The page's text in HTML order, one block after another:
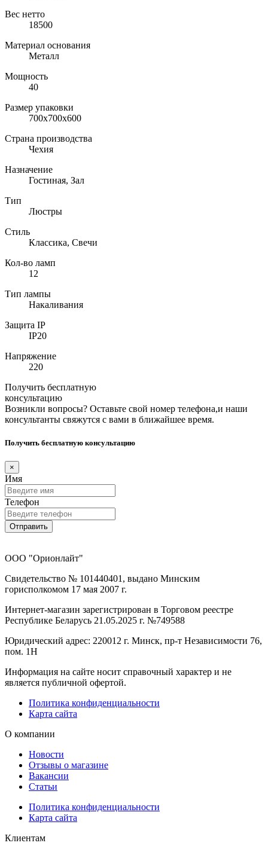
Вес нетто
18500
Материал основания
Металл
Мощность
40
Размер упаковки
700x700x600
Страна производства
Чехия
Назначение
Гостиная, Зал
Тип
Люстры
Стиль
Классика, Свечи
Кол-во ламп
12
Тип лампы
Накаливания
Защита IP
IP20
Напряжение
220
Получить бесплатную
консультацию
Возникли вопросы? Оставьте свой номер телефона,и наши
консультанты свяжутся с вами в ближайшее время.
Получить бесплатную консультацию
×
Имя
Телефон
Отправить
ООО "Орионлайт"
Свидетельство № 101440401, выдано Минским
горисполкомом 17 мая 2007 г.
Интернет-магазин зарегистрирован в Торговом реестре
Республике Беларусь 21.05.2025 г. №749588
Юридический адрес: 220012 г. Минск, пр-т Независимости 76,
пом. 1Н
Информация на сайте носит справочный характер и не
является публичной офертой.
Политика конфиденциальности
Карта сайта
О компании
Новости
Отзывы о магазине
Вакансии
Статьи
Политика конфиденциальности
Карта сайта
Клиентам